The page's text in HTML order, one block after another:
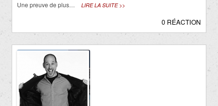
Une preuve de plus…
LIRE LA SUITE >>
0 RÉACTION